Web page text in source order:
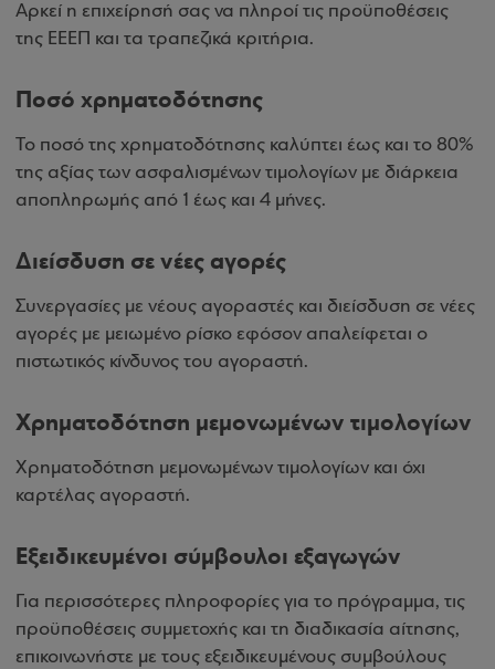
Αρκεί η επιχείρησή σας να πληροί τις προϋποθέσεις
της ΕΕΕΠ και τα τραπεζικά κριτήρια.
Ποσό χρηματοδότησης
Το ποσό της χρηματοδότησης καλύπτει έως και το 80%
της αξίας των ασφαλισμένων τιμολογίων με διάρκεια
αποπληρωμής από 1 έως και 4 μήνες.
Διείσδυση σε νέες αγορές
Συνεργασίες με νέους αγοραστές και διείσδυση σε νέες
αγορές με μειωμένο ρίσκο εφόσον απαλείφεται ο
πιστωτικός κίνδυνος του αγοραστή.
Χρηματοδότηση μεμονωμένων τιμολογίων
Χρηματοδότηση μεμονωμένων τιμολογίων και όχι
καρτέλας αγοραστή.
Εξειδικευμένοι σύμβουλοι εξαγωγών
Για περισσότερες πληροφορίες για το πρόγραμμα, τις
προϋποθέσεις συμμετοχής και τη διαδικασία αίτησης,
επικοινωνήστε με τους εξειδικευμένους συμβούλους